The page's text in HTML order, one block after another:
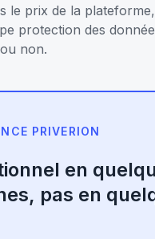
le prix de la
protection des
non.
PRIVERION
en
pas en